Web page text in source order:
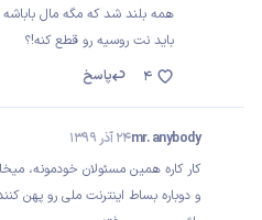
همه بلند شد که مگه مال
باید نت روسیه رو قطع کنه!؟
پاسخ
4
mr. anybody24 آذر 1399
کار کاره همین مسئولان خودمونه،
و دوباره بساط اینترنت ملی رو پهن